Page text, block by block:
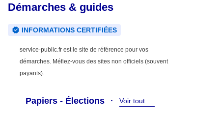
Démarches & guides
INFORMATIONS CERTIFIÉES
service-public.fr est le site de référence pour vos
démarches. Méfiez-vous des sites non officiels (souvent
payants).
Papiers - Élections Voir tout